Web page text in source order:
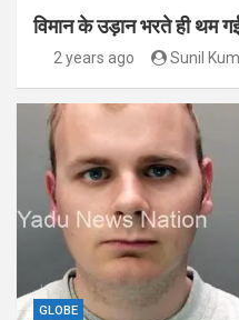
विमान के उड़ान भरते ही थम
2 years ago Sunil
GLOBE